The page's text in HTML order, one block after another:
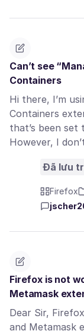
Can’t see
Containers
Hi there, I’m
Containers
that’s been set
However, I
Đã lưu
Firefox
Firefox is not
Metamask
Dear Sir,
and Metamask